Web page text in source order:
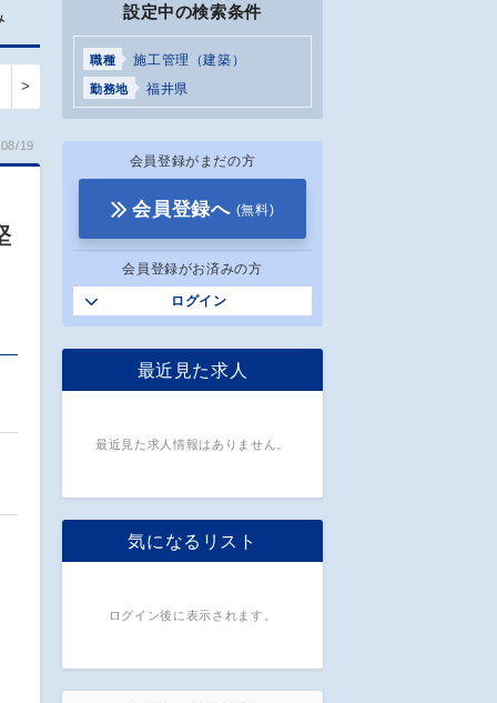
>
19
設定中の検索条件
職種 施工管理（建築）
勤務地 福井県
会員登録がまだの方
会員登録へ (無料)
会員登録がお済みの方
ログイン
最近見た求人
最近見た求人情報はありません。
気になるリスト
ログイン後に表示されます。